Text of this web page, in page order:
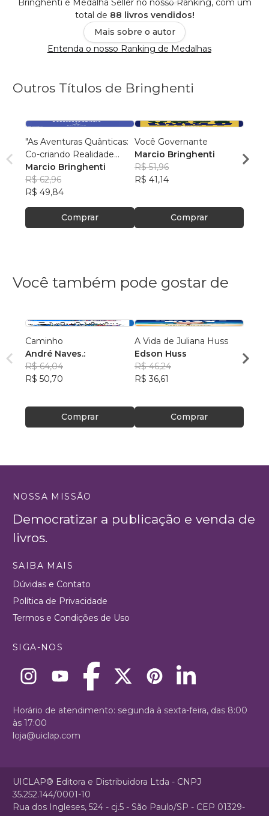
Bringhenti é Medalha Seller no nosso Ranking, com um
total de 88 livros vendidos!
Mais sobre o autor
Entenda o nosso Ranking de Medalhas
Outros Títulos de Bringhenti
"As Aventuras Quânticas:
Co-criando Realidade
com a Bíblia"
Marcio Bringhenti
R$ 62,96
R$ 49,84
Comprar
Você Governante
Marcio Bringhenti
R$ 51,96
R$ 41,14
Comprar
para
Você também pode gostar de
Caminho
André Naves.:
R$ 64,04
R$ 50,70
Comprar
A Vida de Juliana Huss
Edson Huss
R$ 46,24
R$ 36,61
Comprar
DOR
NOSSA MISSÃO
Democratizar a publicação e venda de
livros.
SAIBA MAIS
Dúvidas e Contato
Política de Privacidade
Termos e Condições de Uso
SIGA-NOS
Horário de atendimento: segunda à sexta-feira, das 8:00
às 17:00
loja@uiclap.com
UICLAP® Editora e Distribuidora Ltda - CNPJ
35.252.144/0001-10
Rua dos Ingleses, 524 - cj.5 - São Paulo/SP - CEP 01329-